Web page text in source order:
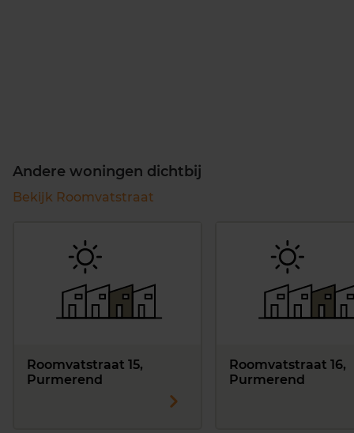
Andere woningen dichtbij
Bekijk Roomvatstraat
Roomvatstraat 15,
Purmerend
Roomvatstraat 16,
Purmerend